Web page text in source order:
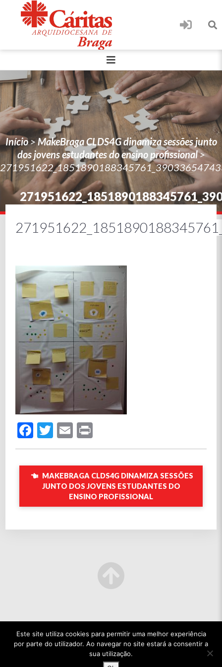
Início>MakeBraga CLDS4G dinamiza sessões junto
dos jovens estudantes do ensino profissional>
Facebook
Twitter
Email
MAKEBRAGA CLDS4G DINAMIZA SESSÕES
JUNTO DOS JOVENS ESTUDANTES DO
ENSINO PROFISSIONAL
Este site utiliza cookies para permitir uma melhor experiência
por parte do utilizador. Ao navegar no site estará a consentir a
sua utilização.